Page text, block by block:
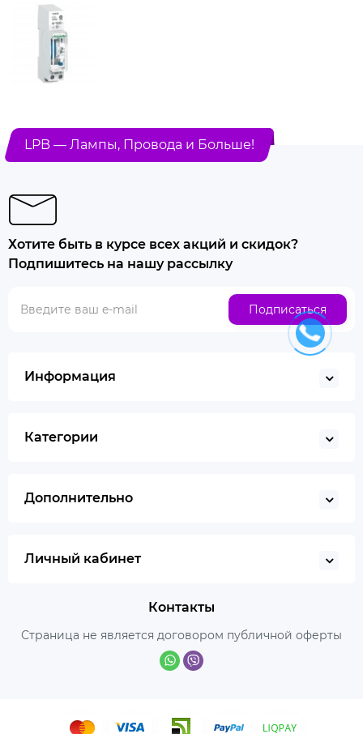
LPB — Лампы, Провода и Больше!
Хотите быть в курсе всех акций и скидок?
Подпишитесь на нашу рассылку
Подписаться
Информация
Категории
Дополнительно
Личный кабинет
Контакты
Страница не является договором публичной оферты